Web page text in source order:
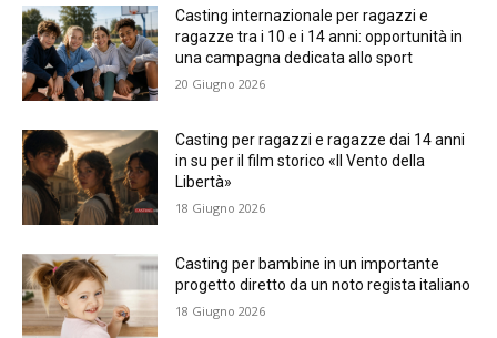
Casting internazionale per ragazzi e
ragazze tra i 10 e i 14 anni: opportunità in
una campagna dedicata allo sport
20 Giugno 2026
Casting per ragazzi e ragazze dai 14 anni
in su per il film storico «Il Vento della
Libertà»
18 Giugno 2026
Casting per bambine in un importante
progetto diretto da un noto regista italiano
18 Giugno 2026